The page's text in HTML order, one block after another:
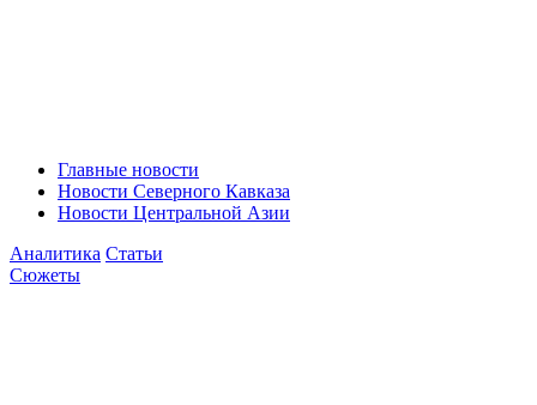
Главные новости
Новости Северного Кавказа
Новости Центральной Азии
Аналитика Статьи
Сюжеты